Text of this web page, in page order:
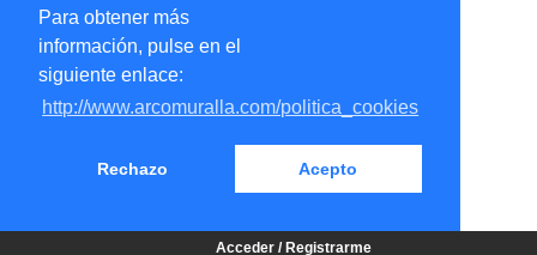
Para obtener más
información, pulse en el
siguiente enlace:
http://www.arcomuralla.com/politica_cookies
Rechazo Acepto
Acceder / Registrarme